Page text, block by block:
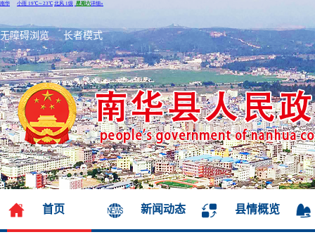
无障碍浏览 长者模式
首页 新闻动态 县情概览